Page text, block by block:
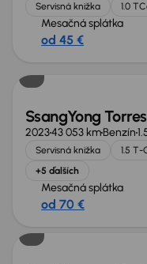
Servisná knižka 1.0
Mesačná splátka
od 45 €
SsangYong Torres
202343 053 kmBenzín
Servisná knižka 1.5 T-
+5 ďalších
Mesačná splátka
od 70 €
Zlacnené o 2 300 €